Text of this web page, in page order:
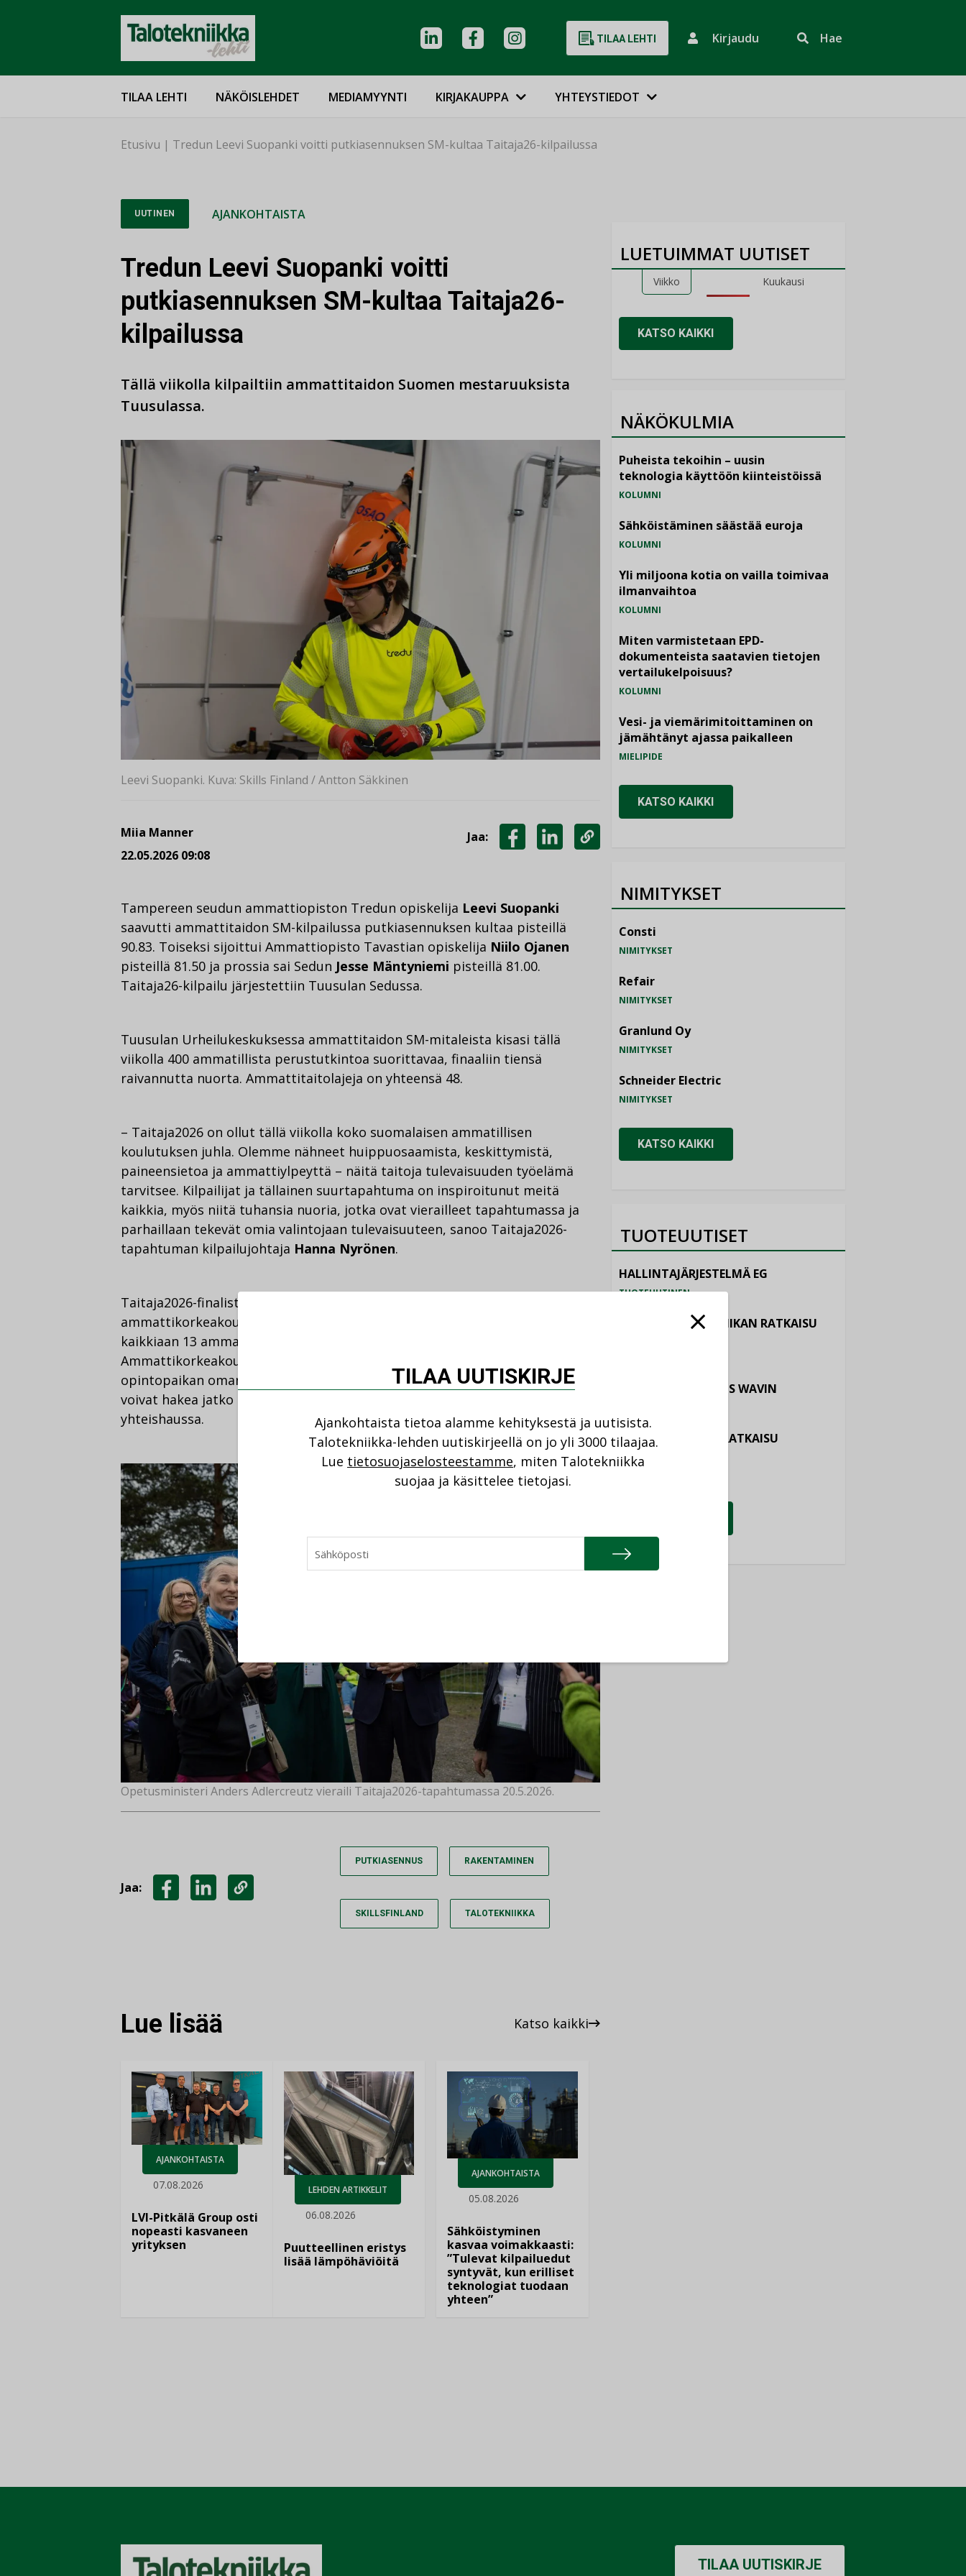
TILAA LEHTI Kirjaudu Hae
TILAA LEHTI NÄKÖISLEHDET MEDIAMYYNTI KIRJAKAUPPA YHTEYSTIEDOT
Etusivu | Tredun Leevi Suopanki voitti putkiasennuksen SM-kultaa Taitaja26-kilpailussa
UUTINEN AJANKOHTAISTA
Tredun Leevi Suopanki voitti
putkiasennuksen SM-kultaa Taitaja26-
kilpailussa
Tällä viikolla kilpailtiin ammattitaidon Suomen mestaruuksista
Tuusulassa.
Leevi Suopanki. Kuva: Skills Finland / Antton Säkkinen
Miia Manner
22.05.2026 09:08
Jaa:
Tampereen seudun ammattiopiston Tredun opiskelija Leevi Suopanki
saavutti ammattitaidon SM-kilpailussa putkiasennuksen kultaa pisteillä
90.83. Toiseksi sijoittui Ammattiopisto Tavastian opiskelija Niilo Ojanen
pisteillä 81.50 ja prossia sai Sedun Jesse Mäntyniemi pisteillä 81.00.
Taitaja26-kilpailu järjestettiin Tuusulan Sedussa.
Tuusulan Urheilukeskuksessa ammattitaidon SM-mitaleista kisasi tällä
viikolla 400 ammatillista perustutkintoa suorittavaa, finaaliin tiensä
raivannutta nuorta. Ammattitaitolajeja on yhteensä 48.
– Taitaja2026 on ollut tällä viikolla koko suomalaisen ammatillisen
koulutuksen juhla. Olemme nähneet huippuosaamista, keskittymistä,
paineensietoa ja ammattiylpeyttä – näitä taitoja tulevaisuuden työelämä
tarvitsee. Kilpailijat ja tällainen suurtapahtuma on inspiroitunut meitä
kaikkia, myös niitä tuhansia nuoria, jotka ovat vierailleet tapahtumassa ja
parhaillaan tekevät omia valintojaan tulevaisuuteen, sanoo Taitaja2026-
tapahtuman kilpailujohtaja Hanna Nyrönen.
Taitaja2026-finalisteilla on mahdollisuus varmistaa jatko-opiskelupaikka
ammattikorkeakoulussa ilman pääsykokeita. Taitaja-väylässä mukana on
kaikkiaan 13 ammattikorkeakoulua Helsingistä Rovaniemelle.
Ammattikorkeakoulut mahdollistavat yhteensä 360 Taitaja-finalistille jatko-
opintopaikan oman kisamenestyksensä perusteella. Taitaja2026-finalistit
voivat hakea jatko opiskelupaikkaa ammattikorkeakoulussa kevään toisessa
yhteishaussa.
Opetusministeri Anders Adlercreutz vieraili Taitaja2026-tapahtumassa 20.5.2026.
Jaa:
PUTKIASENNUS RAKENTAMINEN
SKILLSFINLAND TALOTEKNIIKKA
Lue lisää Katso kaikki
AJANKOHTAISTA
07.08.2026
LVI-Pitkälä Group osti
nopeasti kasvaneen
yrityksen
LEHDEN ARTIKKELIT
06.08.2026
Puutteellinen eristys
lisää lämpöhäviöitä
AJANKOHTAISTA
05.08.2026
Sähköistyminen
kasvaa voimakkaasti:
”Tulevat kilpailuedut
syntyvät, kun erilliset
teknologiat tuodaan
yhteen”
LUETUIMMAT UUTISET
Viikko Kuukausi
KATSO KAIKKI
NÄKÖKULMIA
Puheista tekoihin – uusin
teknologia käyttöön kiinteistöissä
KOLUMNI
Sähköistäminen säästää euroja
KOLUMNI
Yli miljoona kotia on vailla toimivaa
ilmanvaihtoa
KOLUMNI
Miten varmistetaan EPD-
dokumenteista saatavien tietojen
vertailukelpoisuus?
KOLUMNI
Vesi- ja viemärimitoittaminen on
jämähtänyt ajassa paikalleen
MIELIPIDE
KATSO KAIKKI
NIMITYKSET
Consti
NIMITYKSET
Refair
NIMITYKSET
Granlund Oy
NIMITYKSET
Schneider Electric
NIMITYKSET
KATSO KAIKKI
TUOTEUUTISET
HALLINTAJÄRJESTELMÄ EG
TUOTEUUTINEN
ILMASTOINTITEKNIIKAN RATKAISU
PALOTURVALLISUUS WAVIN
LATTIALÄMMITYSRATKAISU
UPONOR
TILAA UUTISKIRJE
TILAA UUTISKIRJE
Ajankohtaista tietoa alamme kehityksestä ja uutisista.
Talotekniikka-lehden uutiskirjeellä on jo yli 3000 tilaajaa.
Lue tietosuojaselosteestamme, miten Talotekniikka
suojaa ja käsittelee tietojasi.